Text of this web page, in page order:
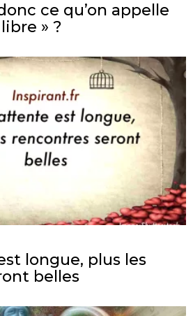
ce qu’on appelle
» ?
longue, plus les
belles